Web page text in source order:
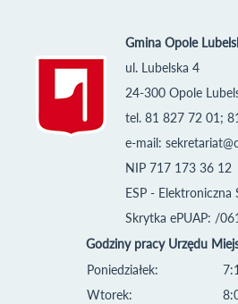
Gmina Opole
ul. Lubelska 4
24-300 Opole
tel. 81 827 72 01;
e-mail:
NIP 717 173 36 12
ESP - Elektroniczna
Skrytka ePUAP: /
Godziny pracy Urzędu
Poniedziałek:
Wtorek: